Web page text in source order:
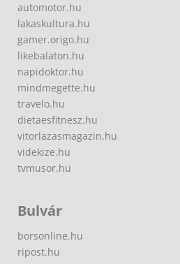
automotor.hu
lakaskultura.hu
gamer.origo.hu
likebalaton.hu
napidoktor.hu
mindmegette.hu
travelo.hu
dietaesfitnesz.hu
vitorlazasmagazin.hu
videkize.hu
tvmusor.hu
Bulvár
borsonline.hu
ripost.hu